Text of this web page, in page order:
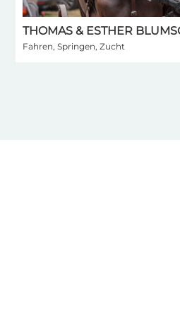
THOMAS & ESTHER
Fahren, Springen, Zucht